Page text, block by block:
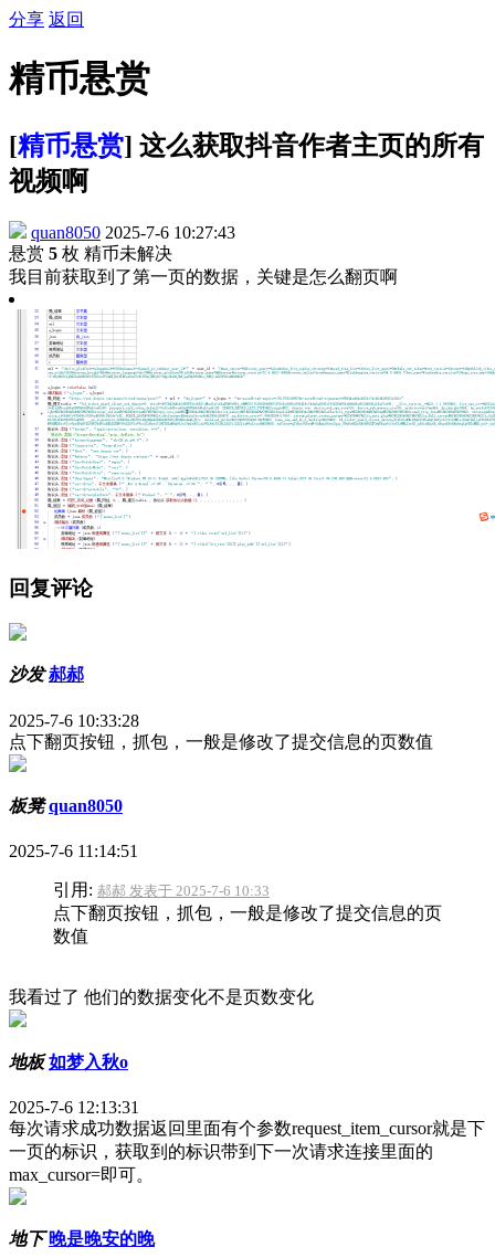
分享 返回
精币悬赏
[精币悬赏] 这么获取抖音作者主页的所有
视频啊
quan8050 2025-7-6 10:27:43
悬赏 5 枚 精币未解决
我目前获取到了第一页的数据，关键是怎么翻页啊
回复评论
沙发 郝郝
2025-7-6 10:33:28
点下翻页按钮，抓包，一般是修改了提交信息的页数值
板凳 quan8050
2025-7-6 11:14:51
引用: 郝郝 发表于 2025-7-6 10:33
点下翻页按钮，抓包，一般是修改了提交信息的页
数值
我看过了 他们的数据变化不是页数变化
地板 如梦入秋o
2025-7-6 12:13:31
每次请求成功数据返回里面有个参数request_item_cursor就是下
一页的标识，获取到的标识带到下一次请求连接里面的
max_cursor=即可。
地下 晚是晚安的晚